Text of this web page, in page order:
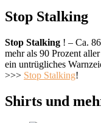
Stop Stalking
Stop Stalking ! – Ca.
mehr als 90 Prozent aller
ein untrügliches
>>> Stop Stalking!
Shirts und